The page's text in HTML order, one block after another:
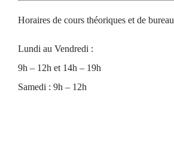
Horaires de cours théoriques et de bureau
Lundi au Vendredi :
9h – 12h et 14h – 19h
Samedi : 9h – 12h